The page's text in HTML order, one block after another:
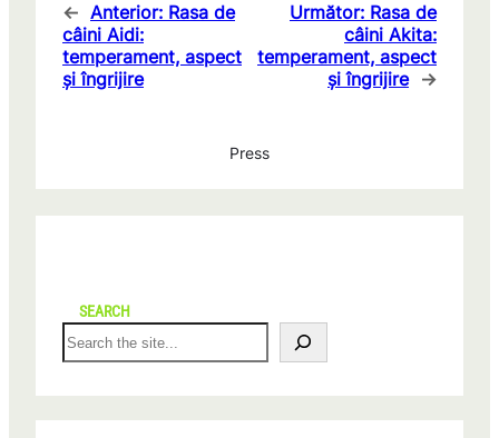
← Anterior: Rasa de
câini Aidi:
temperament, aspect
și îngrijire
Următor: Rasa de
câini Akita:
temperament, aspect
și îngrijire →
Press
SEARCH
S
e
r
c